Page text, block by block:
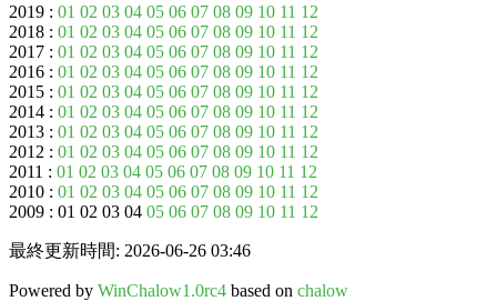
2019 : 01 02 03 04 05 06 07 08 09 10 11 12
2018 : 01 02 03 04 05 06 07 08 09 10 11 12
2017 : 01 02 03 04 05 06 07 08 09 10 11 12
2016 : 01 02 03 04 05 06 07 08 09 10 11 12
2015 : 01 02 03 04 05 06 07 08 09 10 11 12
2014 : 01 02 03 04 05 06 07 08 09 10 11 12
2013 : 01 02 03 04 05 06 07 08 09 10 11 12
2012 : 01 02 03 04 05 06 07 08 09 10 11 12
2011 : 01 02 03 04 05 06 07 08 09 10 11 12
2010 : 01 02 03 04 05 06 07 08 09 10 11 12
2009 : 01 02 03 04 05 06 07 08 09 10 11 12
最終更新時間: 2026-06-26 03:46
Powered by WinChalow1.0rc4 based on chalow